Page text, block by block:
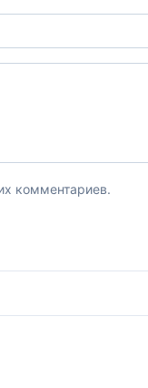
комментариев.